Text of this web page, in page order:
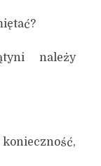
należy